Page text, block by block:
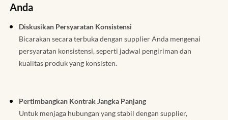
Anda
Diskusikan Persyaratan Konsistensi
Bicarakan secara terbuka dengan supplier Anda mengenai
persyaratan konsistensi, seperti jadwal pengiriman dan
kualitas produk yang konsisten.
Pertimbangkan Kontrak Jangka Panjang
Untuk menjaga hubungan yang stabil dengan supplier,